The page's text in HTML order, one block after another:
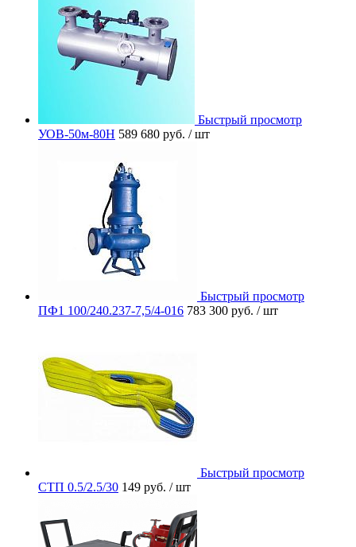
Быстрый просмотр
УОВ-50м-80Н 589 680 руб. / шт
Быстрый просмотр
ПФ1 100/240.237-7,5/4-016 783 300 руб. / шт
Быстрый просмотр
СТП 0.5/2.5/30 149 руб. / шт